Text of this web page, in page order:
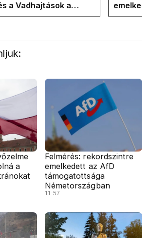
a Vadhajtások a
helyzetért
oldalán
a
Felmérés: rekordszintre
emelkedett az AfD
támogatottsága
Németországban
11:57